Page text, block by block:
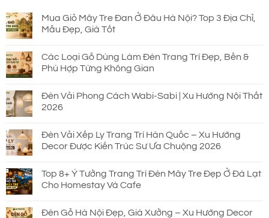
Mua Giỏ Mây Tre Đan Ở Đâu Hà Nội? Top 3 Địa Chỉ,
Mẫu Đẹp, Giá Tốt
Các Loại Gỗ Dùng Làm Đèn Trang Trí Đẹp, Bền &
Phù Hợp Từng Không Gian
Đèn Vải Phong Cách Wabi-Sabi | Xu Hướng Nội Thất
2026
Đèn Vải Xếp Ly Trang Trí Hàn Quốc – Xu Hướng
Decor Được Kiến Trúc Sư Ưa Chuộng 2026
Top 8+ Ý Tưởng Trang Trí Đèn Mây Tre Đẹp Ở Đà Lạt
Cho Homestay Và Cafe
Đèn Gỗ Hà Nội Đẹp, Giá Xưởng – Xu Hướng Decor